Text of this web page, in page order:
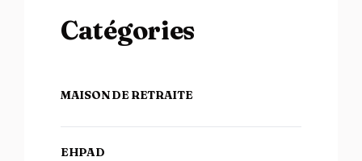
Catégories
MAISON DE RETRAITE
EHPAD